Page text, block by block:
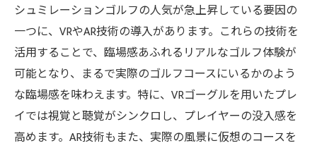
シュミレーションゴルフの人気が急上昇している要因の
一つに、VRやAR技術の導入があります。これらの技術を
活用することで、臨場感あふれるリアルなゴルフ体験が
可能となり、まるで実際のゴルフコースにいるかのよう
な臨場感を味わえます。特に、VRゴーグルを用いたプレ
イでは視覚と聴覚がシンクロし、プレイヤーの没入感を
高めます。AR技術もまた、実際の風景に仮想のコースを